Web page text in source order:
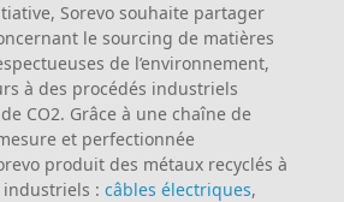
Sorevo souhaite partager
le sourcing de matières
de l’environnement,
à des procédés industriels
CO2. Grâce à une chaîne de
et perfectionnée
produit des métaux recyclés à
: câbles électriques,